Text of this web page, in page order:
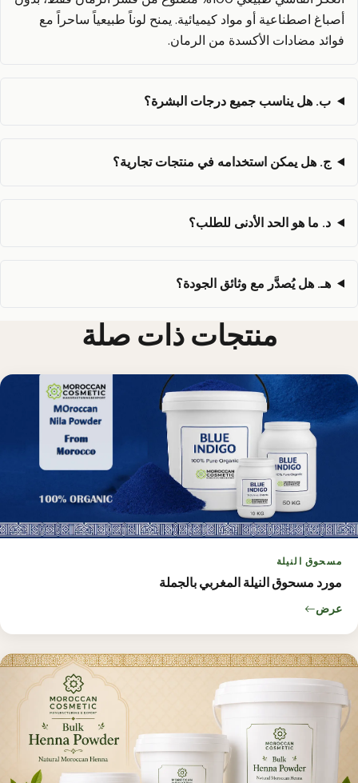
أصباغ اصطناعية أو مواد كيميائية. يمنح لوناً طبيعياً ساحراً مع
فوائد مضادات الأكسدة من الرمان.
ب. هل يناسب جميع درجات البشرة؟
ج. هل يمكن استخدامه في منتجات تجارية؟
د. ما هو الحد الأدنى للطلب؟
هـ. هل يُصدَّر مع وثائق الجودة؟
منتجات ذات صلة
مسحوق النيلة
مورد مسحوق النيلة المغربي بالجملة
عرض